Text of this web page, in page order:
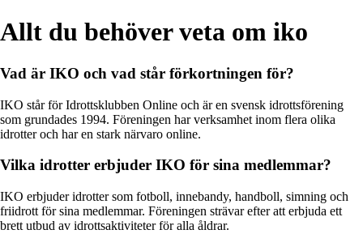
Allt du behöver veta om iko
Vad är IKO och vad står förkortningen för?
IKO står för Idrottsklubben Online och är en svensk idrottsförening
som grundades 1994. Föreningen har verksamhet inom flera olika
idrotter och har en stark närvaro online.
Vilka idrotter erbjuder IKO för sina medlemmar?
IKO erbjuder idrotter som fotboll, innebandy, handboll, simning och
friidrott för sina medlemmar. Föreningen strävar efter att erbjuda ett
brett utbud av idrottsaktiviteter för alla åldrar.